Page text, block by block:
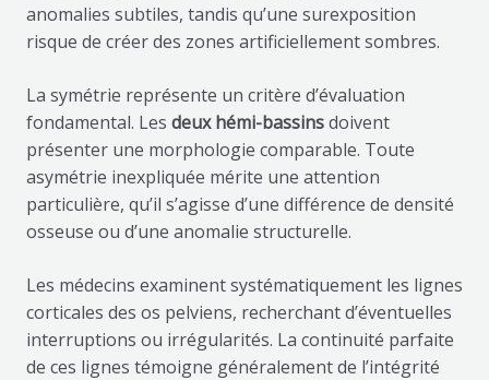
anomalies subtiles, tandis qu’une surexposition
risque de créer des zones artificiellement sombres.
La symétrie représente un critère d’évaluation
fondamental. Les deux hémi-bassinsdoivent
présenter une morphologie comparable. Toute
asymétrie inexpliquée mérite une attention
particulière, qu’il s’agisse d’une différence de densité
osseuse ou d’une anomalie structurelle.
Les médecins examinent systématiquement les lignes
corticales des os pelviens, recherchant d’éventuelles
interruptions ou irrégularités. La continuité parfaite
de ces lignes témoigne généralement de l’intégrité